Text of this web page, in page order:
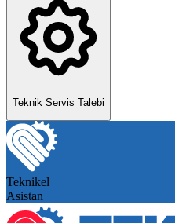
Teknik Servis Talebi
Teknikel
Asistan